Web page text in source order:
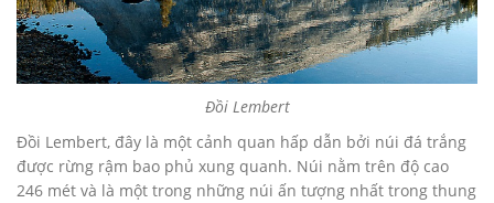
Đồi Lembert
Đồi Lembert, đây là một cảnh quan hấp dẫn bởi núi đá trắng
được rừng rậm bao phủ xung quanh. Núi nằm trên độ cao
246 mét và là một trong những núi ấn tượng nhất trong thung